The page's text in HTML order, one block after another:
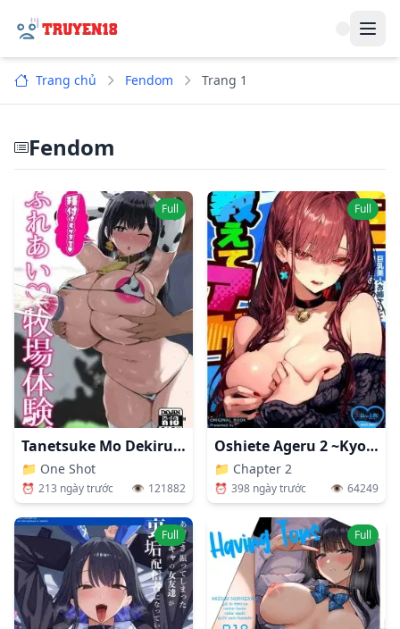
Trang chủ Fendom Trang 1
Fendom
Full
Tanetsuke Mo Dekiru Fureai Bokujou Taiken
📁 One Shot
⏰ 213 ngày trước 👁️ 121882
Full
Oshiete Ageru 2 ~Kyonyuu Bijin Onee-san To Rouninsei No Boku No
📁 Chapter 2
⏰ 398 ngày trước 👁️ 64249
Full Full